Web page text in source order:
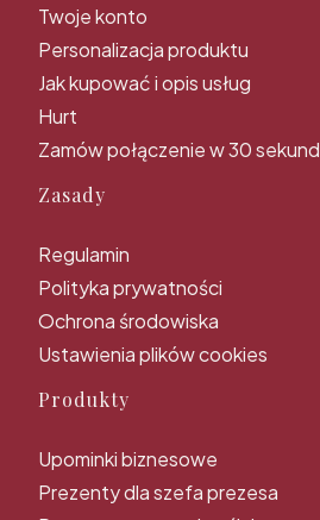
Twoje konto
Personalizacja produktu
Jak kupować i opis usług
Hurt
Zamów połączenie w 30 sekund
Zasady
Regulamin
Polityka prywatności
Ochrona środowiska
Ustawienia plików cookies
Produkty
Upominki biznesowe
Prezenty dla szefa prezesa